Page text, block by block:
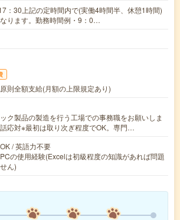
：30上記の定時間内で(実働4時間半、休憩1時間)
ります。勤務時間例・9：0…
則全額支給(月額の上限規定あり)
ク製品の製造を行う工場での事務職をお願いしま
応対※最初は取り次ぎ程度でOK。専門…
/ 英語力不要
の使用経験(Excelは初級程度の知識があれば問題
ん)